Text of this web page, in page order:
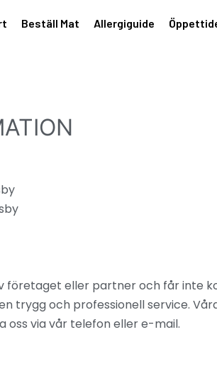
Beställ Mat Allergiguide
företaget eller partner och får inte
trygg och professionell service.
oss via vår telefon eller e-mail.